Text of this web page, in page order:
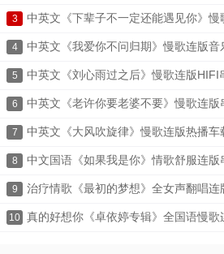
3 中英文《下辈子不一定还能遇见你》
4 中英文《我爱你不问归期》慢歌连版音
5 中英文《刘心雨过之后》慢歌连版HIFI
6 中英文《老许你要老婆不要》慢歌连版
7 中英文《大风吹旋律》慢歌连版热播车
8 中文国语《如果我是你》情歌舒服连版
9 治疗情歌《最初的梦想》全女声翻唱连
10 真的好想你《卓依婷专辑》全国语慢歌